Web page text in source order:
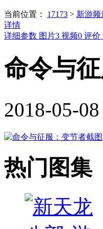
当前位置： 17173 > 新游频
详情
详细参数 图片3 视频0 评价
命令与
2018-05-
热门图集